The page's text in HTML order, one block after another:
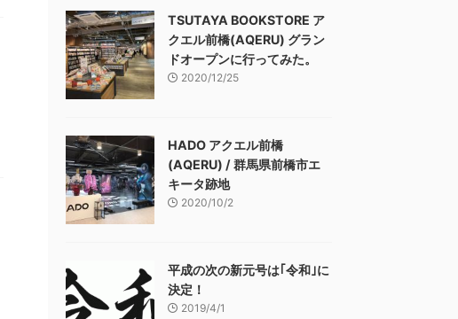
TSUTAYA BOOKSTORE ア
クエル前橋(AQERU) グラン
ドオープンに行ってみた。
2020/12/25
HADO アクエル前橋
(AQERU) / 群馬県前橋市エ
キータ跡地
2020/10/2
平成の次の新元号は｢令和｣に
決定！
2019/4/1